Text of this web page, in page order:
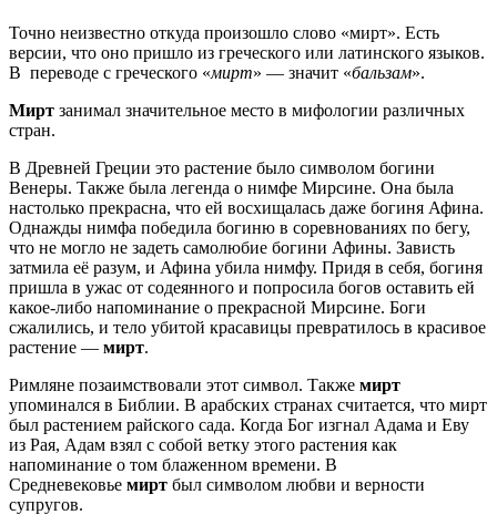
Точно неизвестно откуда произошло слово «мирт». Есть
версии, что оно пришло из греческого или латинского языков.
В переводе с греческого «мирт» — значит «бальзам».
Мирт занимал значительное место в мифологии различных
стран.
В Древней Греции это растение было символом богини
Венеры. Также была легенда о нимфе Мирсине. Она была
настолько прекрасна, что ей восхищалась даже богиня Афина.
Однажды нимфа победила богиню в соревнованиях по бегу,
что не могло не задеть самолюбие богини Афины. Зависть
затмила её разум, и Афина убила нимфу. Придя в себя, богиня
пришла в ужас от содеянного и попросила богов оставить ей
какое-либо напоминание о прекрасной Мирсине. Боги
сжалились, и тело убитой красавицы превратилось в красивое
растение — мирт.
Римляне позаимствовали этот символ. Также мирт
упоминался в Библии. В арабских странах считается, что мирт
был растением райского сада. Когда Бог изгнал Адама и Еву
из Рая, Адам взял с собой ветку этого растения как
напоминание о том блаженном времени. В
Средневековье мирт был символом любви и верности
супругов.